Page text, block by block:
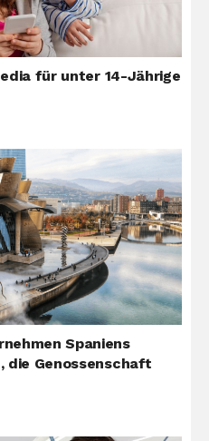
für unter 14-Jährige
Spaniens
die Genossenschaft